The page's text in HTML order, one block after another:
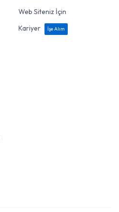
Web Siteniz İçin
Kariyer
İşe Alım